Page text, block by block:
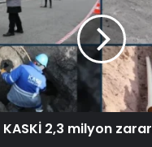
KASKİ 2,3 milyon